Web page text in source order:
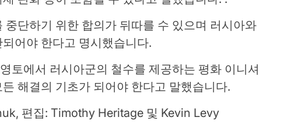
중단하기 위한 합의가 뒤따를 수 있으며 러시아와
어야 한다고 명시했습니다.
토에서 러시아군의 철수를 제공하는 평화 이니셔
해결의 기초가 되어야 한다고 말했습니다.
편집: Timothy Heritage 및 Kevin Levy